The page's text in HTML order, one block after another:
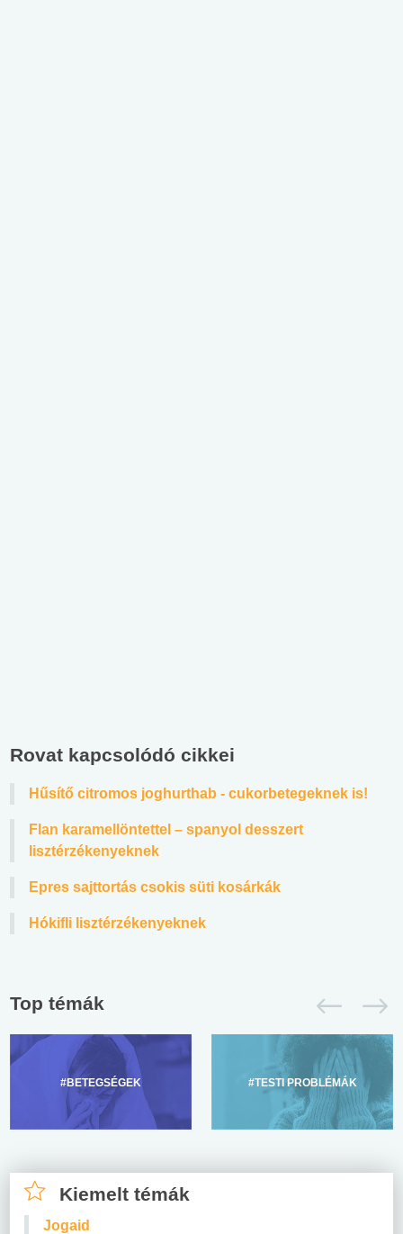
Rovat kapcsolódó cikkei
Hűsítő citromos joghurthab - cukorbetegeknek is!
Flan karamellöntettel – spanyol desszert
lisztérzékenyeknek
Epres sajttortás csokis süti kosárkák
Hókifli lisztérzékenyeknek
Top témák
#BETEGSÉGEK #TESTI PROBLÉMÁK
Kiemelt témák
Jogaid